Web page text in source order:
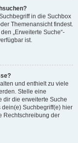
in die Suchbox
Themenansicht findest.
„Erweiterte Suche“-
ist.
und enthielt zu viele
Stelle eine
dir die erweiterte Suche
dein(e) Suchbegriff(e) hier
Rechtschreibung der